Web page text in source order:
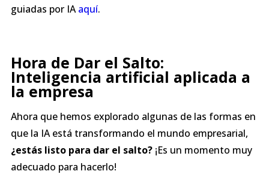
guiadas por IAaquí.
Hora de Dar el Salto:
Inteligencia artificial aplicada a
la empresa
Ahora que hemos explorado algunas de las formas en
que la IA está transformando el mundo empresarial,
¿estás listo para dar el salto? ¡Es un momento muy
adecuado para hacerlo!